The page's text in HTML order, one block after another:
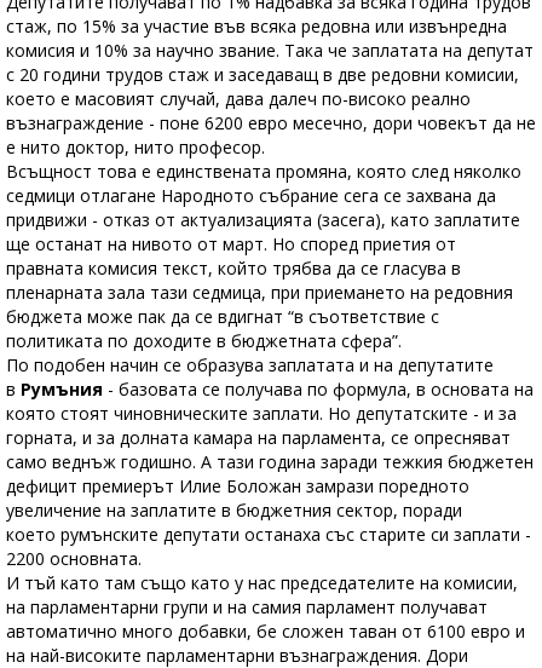
стаж, по 15% за участие във всяка редовна или извънредна
комисия и 10% за научно звание. Така че заплатата на депутат
с 20 години трудов стаж и заседаващ в две редовни комисии,
което е масовият случай, дава далеч по-високо реално
възнаграждение - поне 6200 евро месечно, дори човекът да не
е нито доктор, нито професор.
Всъщност това е единствената промяна, която след няколко
седмици отлагане Народното събрание сега се захвана да
придвижи - отказ от актуализацията (засега), като заплатите
ще останат на нивото от март. Но според приетия от
правната комисия текст, който трябва да се гласува в
пленарната зала тази седмица, при приемането на редовния
бюджета може пак да се вдигнат “в съответствие с
политиката по доходите в бюджетната сфера”.
По подобен начин се образува заплатата и на депутатите
в Румъния - базовата се получава по формула, в основата на
която стоят чиновническите заплати. Но депутатските - и за
горната, и за долната камара на парламента, се опресняват
само веднъж годишно. А тази година заради тежкия бюджетен
дефицит премиерът Илие Боложан замрази поредното
увеличение на заплатите в бюджетния сектор, поради
което румънските депутати останаха със старите си заплати -
2200 основната.
И тъй като там също като у нас председателите на комисии,
на парламентарни групи и на самия парламент получават
автоматично много добавки, бе сложен таван от 6100 евро и
на най-високите парламентарни възнаграждения. Дори